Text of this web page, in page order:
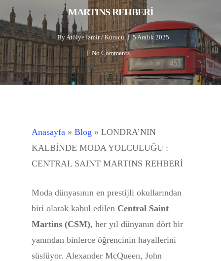
MARTINS REHBERİ
ByAtölye İzmir / Kurucu 5 Aralık 2025
No Comments
Anasayfa » Blog » LONDRA’NIN
KALBİNDE MODA YOLCULUĞU :
CENTRAL SAINT MARTINS REHBERİ
Moda dünyasının en prestijli okullarından
biri olarak kabul edilen Central Saint
Martins (CSM), her yıl dünyanın dört bir
yanından binlerce öğrencinin hayallerini
süslüyor. Alexander McQueen, John